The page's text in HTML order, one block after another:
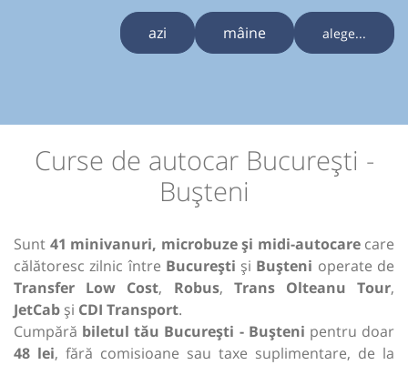
azi mâine alege...
Curse de autocar București -
Bușteni
Sunt 41 minivanuri, microbuze și midi-autocarecare
călătoresc zilnic între București și Bușteni operate de
Transfer Low Cost, Robus, Trans Olteanu Tour,
JetCab și CDI Transport.
Cumpără biletul tău București - Bușteni pentru doar
48 lei, fără comisioane sau taxe suplimentare, de la